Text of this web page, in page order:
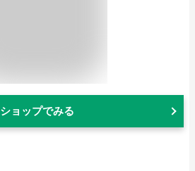
ショップでみる